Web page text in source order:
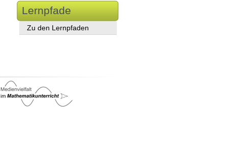
Lernpfade
Zu den Lernpfaden